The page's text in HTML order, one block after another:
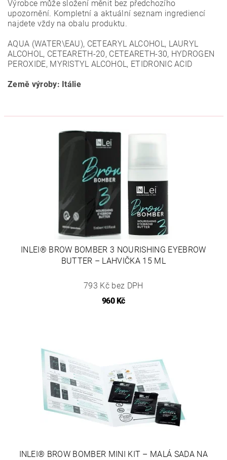
Výrobce může složení měnit bez předchozího
upozornění. Kompletní a aktuální seznam ingrediencí
najdete vždy na obalu produktu.
AQUA (WATER\EAU), CETEARYL ALCOHOL, LAURYL
ALCOHOL, CETEARETH-20, CETEARETH-30, HYDROGEN
PEROXIDE, MYRISTYL ALCOHOL, ETIDRONIC ACID
Země výroby: Itálie
INLEI® BROW BOMBER 3 NOURISHING EYEBROW
BUTTER – LAHVIČKA 15 ML
793 Kč bez DPH
960 Kč
INLEI® BROW BOMBER MINI KIT – MALÁ SADA NA